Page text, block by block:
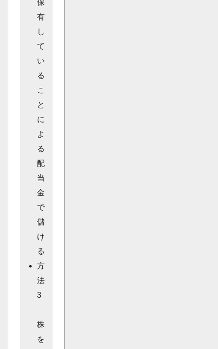
保
有
し
て
い
る
こ
と
に
よ
る
配
当
金
で
儲
け
る
方
法
3
株
を